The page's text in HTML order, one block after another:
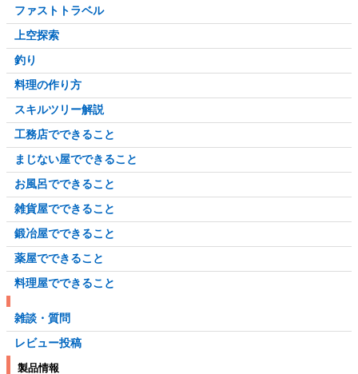
ファストトラベル
上空探索
釣り
料理の作り方
スキルツリー解説
工務店でできること
まじない屋でできること
お風呂でできること
雑貨屋でできること
鍛冶屋でできること
薬屋でできること
料理屋でできること
雑談・質問
レビュー投稿
製品情報